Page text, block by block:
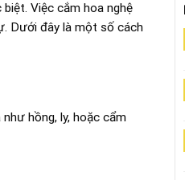
Việc cắm hoa nghệ
Dưới đây là một số cách
hồng, ly, hoặc cẩm